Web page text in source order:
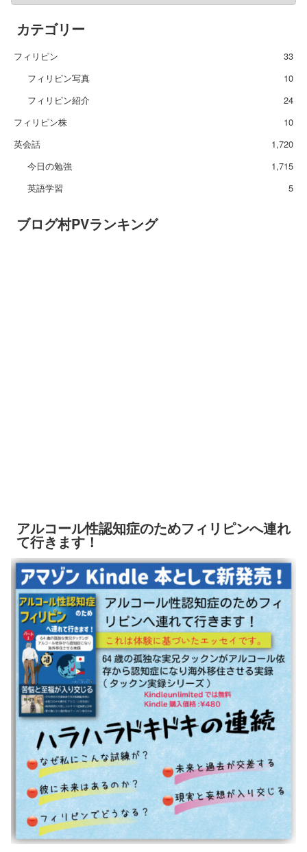
カテゴリー
フィリピン
33
フィリピン写真
10
フィリピン紹介
24
フィリピン株
10
英会話
1,720
今日の勉強
1,715
英語学習
5
ブログ村PVランキング
アルコール性認知症のためフィリピンへ連れ
て行きます！